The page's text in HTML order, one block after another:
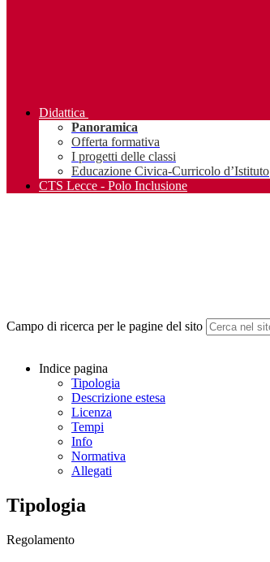
Didattica
Panoramica
Offerta formativa
I progetti delle classi
Educazione Civica-Curricolo d’Istituto
CTS Lecce - Polo Inclusione
Campo di ricerca per le pagine del sito
Indice pagina
Tipologia
Descrizione estesa
Licenza
Tempi
Info
Normativa
Allegati
Tipologia
Regolamento